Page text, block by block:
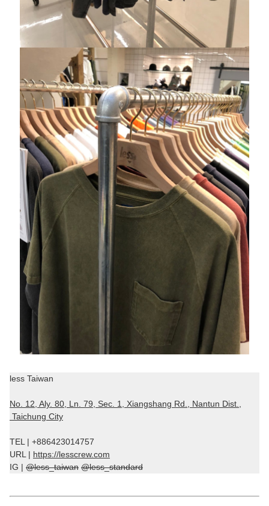
less Taiwan
No. 12, Aly. 80, Ln. 79, Sec. 1, Xiangshang Rd., Nantun Dist.,
Taichung City
TEL | +886423014757
URL | https://lesscrew.com
IG | @less_taiwan @less_standard